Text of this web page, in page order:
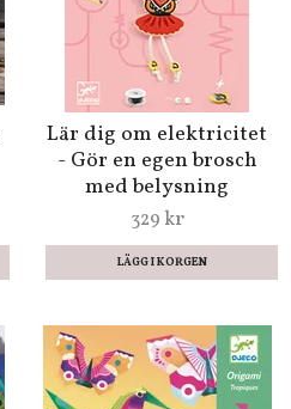
Lär dig om elektricitet
- Gör en egen brosch
med belysning
329 kr